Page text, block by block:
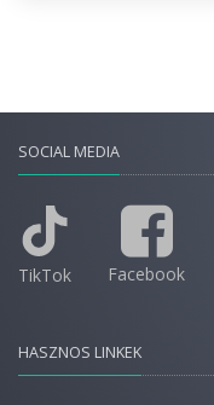
SOCIAL MEDIA
TikTok Facebook
HASZNOS LINKEK